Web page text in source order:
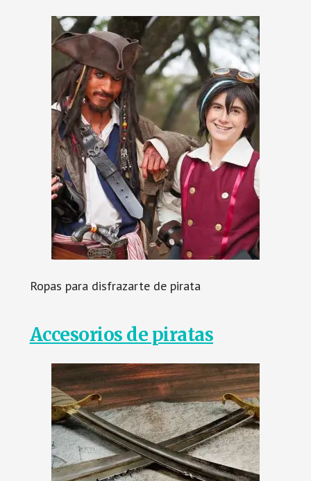
Ropas para disfrazarte de pirata
Accesorios de piratas